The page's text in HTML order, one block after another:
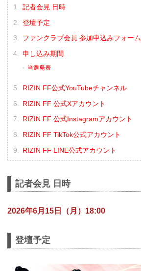
記者会見 日時
登壇予定
ファンクラブ会員 参加申込みフォーム
申し込み期間
当選発表
RIZIN FF公式YouTubeチャンネル
RIZIN FF 公式Xアカウント
RIZIN FF 公式Instagramアカウント
RIZIN FF TikTok公式アカウント
RIZIN FF LINE公式アカウント
記者会見 日時
2026年6月15日（月）18:00
登壇予定